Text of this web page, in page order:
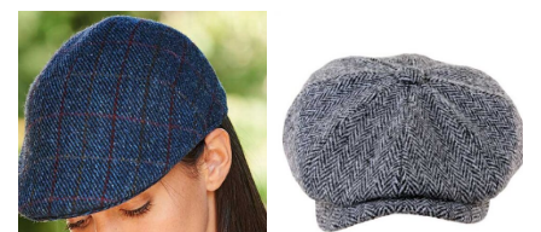
Deze
optie
kan
gekozen
worden
op
de
productpagina
variaties.
Deze
optie
kan
gekozen
worden
op